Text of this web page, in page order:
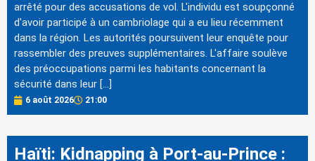
arrêté pour des accusations de vol. L'individu est soupçonné
d'avoir participé à un cambriolage qui a eu lieu récemment
dans la région. Les autorités poursuivent leur enquête pour
rassembler des preuves supplémentaires. L'affaire soulève
des préoccupations parmi les habitants concernant la
sécurité dans leur […]
6 août 2026 21:00
Haïti: Kidnapping à Port-au-Prince :